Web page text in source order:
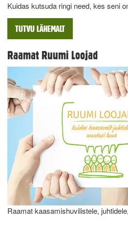
Kuidas kutsuda ringi need, kes seni
TUTVU LÄHEMALT
Raamat Ruumi Loojad
Raamat kaasamishuvilistele,